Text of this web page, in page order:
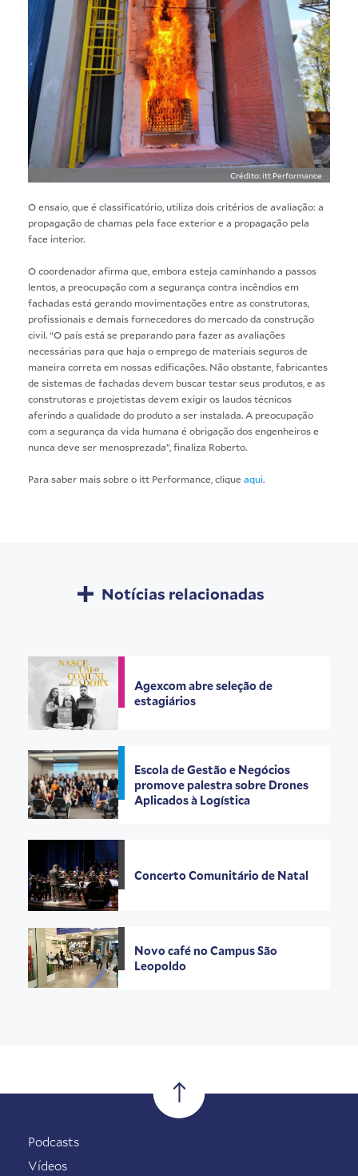
Crédito: itt Performance
O ensaio, que é classificatório, utiliza dois critérios de avaliação: a
propagação de chamas pela face exterior e a propagação pela
face interior.
O coordenador afirma que, embora esteja caminhando a passos
lentos, a preocupação com a segurança contra incêndios em
fachadas está gerando movimentações entre as construtoras,
profissionais e demais fornecedores do mercado da construção
civil. “O país está se preparando para fazer as avaliações
necessárias para que haja o emprego de materiais seguros de
maneira correta em nossas edificações. Não obstante, fabricantes
de sistemas de fachadas devem buscar testar seus produtos, e as
construtoras e projetistas devem exigir os laudos técnicos
aferindo a qualidade do produto a ser instalada. A preocupação
com a segurança da vida humana é obrigação dos engenheiros e
nunca deve ser menosprezada”, finaliza Roberto.
Para saber mais sobre o itt Performance, clique aqui.
Notícias relacionadas
Agexcom abre seleção de
estagiários
Escola de Gestão e Negócios
promove palestra sobre Drones
Aplicados à Logística
Concerto Comunitário de Natal
Novo café no Campus São
Leopoldo
Podcasts
Vídeos